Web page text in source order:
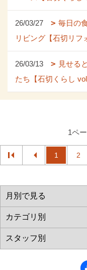
26/03/27
毎日の
リビング【石切リフ
26/03/13
見せる
たち【石切くらし
1ペ
1 2